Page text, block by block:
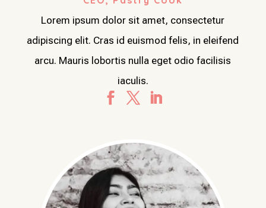
Lorem ipsum dolor sit amet, consectetur
adipiscing elit. Cras id euismod felis, in eleifend
arcu. Mauris lobortis nulla eget odio facilisis
iaculis.